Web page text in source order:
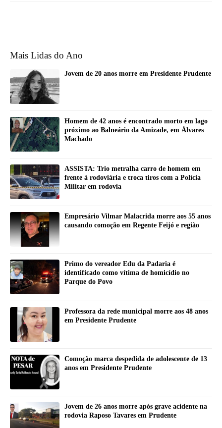
Mais Lidas do Ano
Jovem de 20 anos morre em Presidente Prudente
Homem de 42 anos é encontrado morto em lago
próximo ao Balneário da Amizade, em Álvares
Machado
ASSISTA: Trio metralha carro de homem em
frente à rodoviária e troca tiros com a Polícia
Militar em rodovia
Empresário Vilmar Malacrida morre aos 55 anos
causando comoção em Regente Feijó e região
Primo do vereador Edu da Padaria é
identificado como vítima de homicídio no
Parque do Povo
Professora da rede municipal morre aos 48 anos
em Presidente Prudente
Comoção marca despedida de adolescente de 13
anos em Presidente Prudente
Jovem de 26 anos morre após grave acidente na
rodovia Raposo Tavares em Prudente